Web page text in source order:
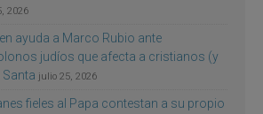
2026
ayuda a Marco Rubio ante
judíos que afecta a cristianos (y
julio 25, 2026
fieles al Papa contestan a su propio